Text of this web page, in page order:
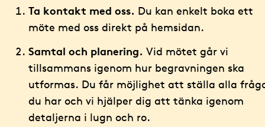
Ta kontakt med oss. Du kan enkelt boka ett
möte med oss direkt på hemsidan.
Samtal och planering. Vid mötet går vi
tillsammans igenom hur begravningen ska
utformas. Du får möjlighet att ställa alla
du har och vi hjälper dig att tänka igenom
detaljerna i lugn och ro.